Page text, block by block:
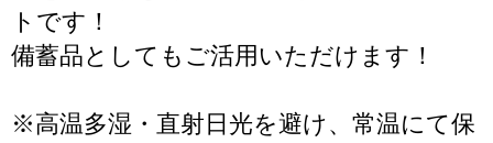
トです！
備蓄品としてもご活用いただけます！
※高温多湿・直射日光を避け、常温にて保